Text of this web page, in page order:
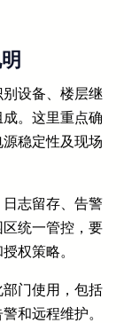
设备、楼层继
。这里重点确
稳定性及现场
志留存、告警
统一管控，要
权策略。
门使用，包括
和远程维护。